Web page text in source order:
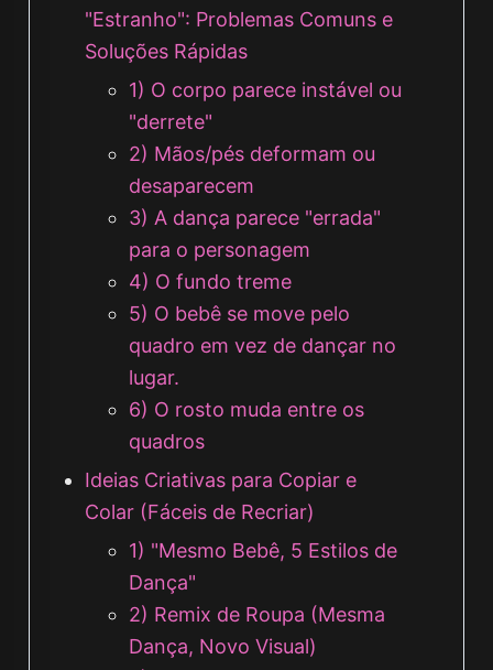
"Estranho": Problemas Comuns e
Soluções Rápidas
1) O corpo parece instável ou
"derrete"
2) Mãos/pés deformam ou
desaparecem
3) A dança parece "errada"
para o personagem
4) O fundo treme
5) O bebê se move pelo
quadro em vez de dançar no
lugar.
6) O rosto muda entre os
quadros
Ideias Criativas para Copiar e
Colar (Fáceis de Recriar)
1) "Mesmo Bebê, 5 Estilos de
Dança"
2) Remix de Roupa (Mesma
Dança, Novo Visual)